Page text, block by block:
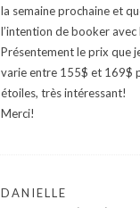
la semaine prochaine et
l’intention de booker
Présentement le prix que
varie entre 155$ et 169$
étoiles, très intéressant!
Merci!
DANIELLE